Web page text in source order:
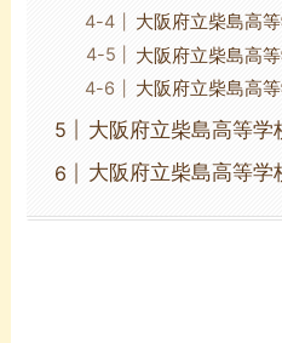
大阪府立柴島高
大阪府立柴島高
大阪府立柴島高
大阪府立柴島高等学
大阪府立柴島高等学